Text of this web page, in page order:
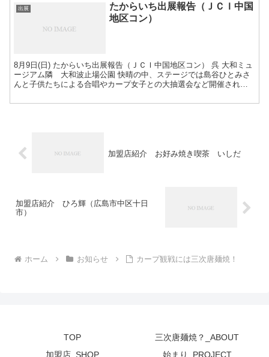
出展
たからいち出展報告（ＪＣＩ中国
地区コン）
8月9日(日) たからいち出展報告（ＪＣＩ中国地区コン） 呉 大和ミュ
ージアム隣 大和波止場公園 快晴の中、ステージでは島谷ひとみさ
んと子供たちによる合唱やカープ女子との大抽選会など開催されま
加盟店紹介 お好み焼き喫茶 いしだ
加盟店紹介 ひろ輝（広島市中区十日
市）
ホーム お知らせ カープ観戦には三次唐麺焼！
TOP
三次唐麺焼？_ABOUT
加盟店_SHOP
始まり_PROJECT